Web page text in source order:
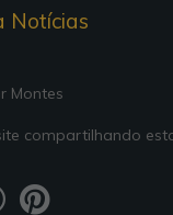
Notícias
Montes
compartilhando